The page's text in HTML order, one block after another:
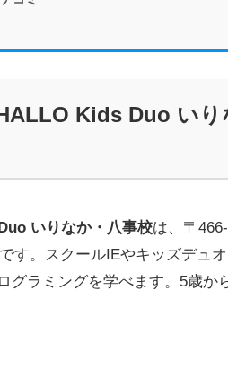
Kids Duo いり
いりなか・八事校は、〒
す。スクールIEやキッズデュ
グラミングを学べます。5歳か